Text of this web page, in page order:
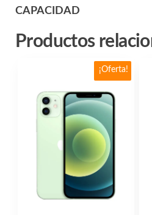
CAPACIDAD
Productos
¡Oferta!
múltiples
elegir